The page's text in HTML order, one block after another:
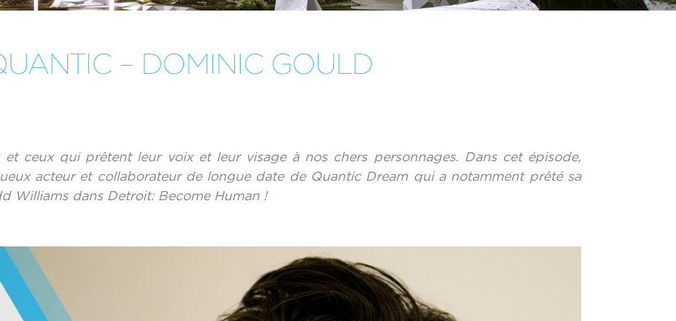
– DOMINIC GOULD
et ceux qui prêtent leur voix et leur visage à nos chers personnages. Dans cet épisode,
acteur et collaborateur de longue date de Quantic Dream qui a notamment prêté sa
Williams dans Detroit: Become Human !